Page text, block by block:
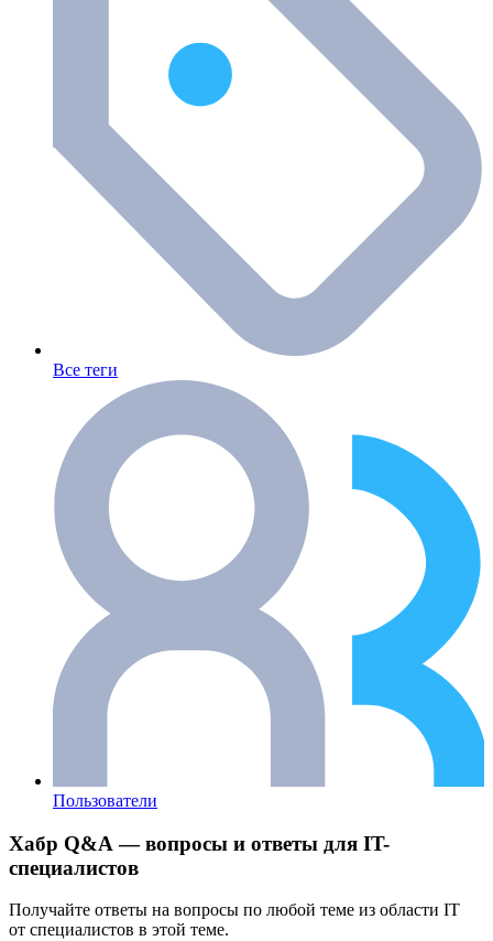
Все теги
Пользователи
Хабр Q&A — вопросы и ответы для IT-
специалистов
Получайте ответы на вопросы по любой теме из области IT
от специалистов в этой теме.